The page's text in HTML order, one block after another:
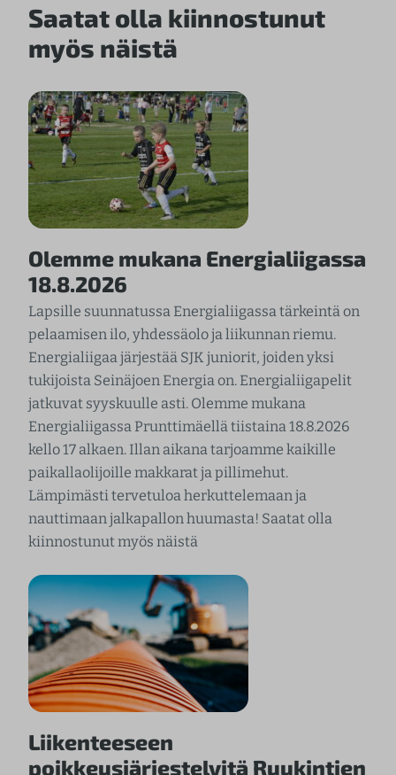
Saatat olla kiinnostunut
myös näistä
Olemme mukana Energialiigassa
18.8.2026
Lapsille suunnatussa Energialiigassa tärkeintä on
pelaamisen ilo, yhdessäolo ja liikunnan riemu.
Energialiigaa järjestää SJK juniorit, joiden yksi
tukijoista Seinäjoen Energia on. Energialiigapelit
jatkuvat syyskuulle asti. Olemme mukana
Energialiigassa Prunttimäellä tiistaina 18.8.2026
kello 17 alkaen. Illan aikana tarjoamme kaikille
paikallaolijoille makkarat ja pillimehut.
Lämpimästi tervetuloa herkuttelemaan ja
nauttimaan jalkapallon huumasta! Saatat olla
kiinnostunut myös näistä
Liikenteeseen
poikkeusjärjestelyitä Ruukintien